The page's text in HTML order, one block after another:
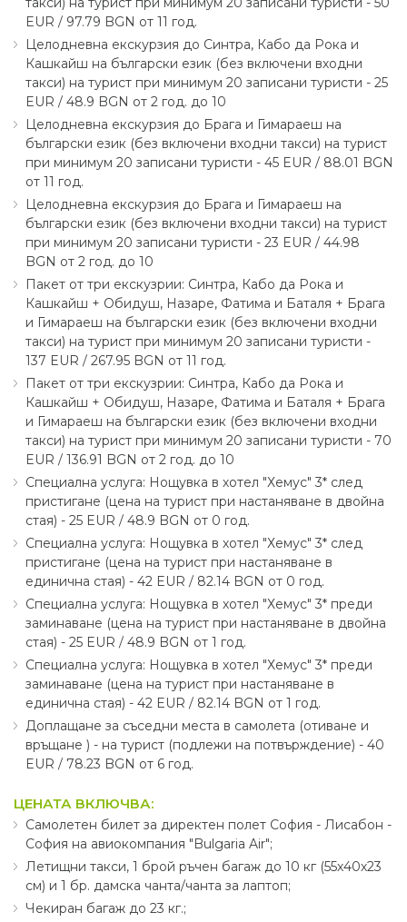
EUR ∕ 97.79 BGN от 11 год.
Целодневна екскурзия до Синтра, Кабо да Рока и
Кашкайш на български език (без включени входни
такси) на турист при минимум 20 записани туристи - 25
EUR ∕ 48.9 BGN от 2 год. до 10
Целодневна екскурзия до Брага и Гимараеш на
български език (без включени входни такси) на турист
при минимум 20 записани туристи - 45 EUR ∕ 88.01 BGN
от 11 год.
Целодневна екскурзия до Брага и Гимараеш на
български език (без включени входни такси) на турист
при минимум 20 записани туристи - 23 EUR ∕ 44.98
BGN от 2 год. до 10
Пакет от три екскузрии: Синтра, Кабо да Рока и
Кашкайш + Обидуш, Назаре, Фатима и Баталя + Брага
и Гимараеш на български език (без включени входни
такси) на турист при минимум 20 записани туристи -
137 EUR ∕ 267.95 BGN от 11 год.
Пакет от три екскузрии: Синтра, Кабо да Рока и
Кашкайш + Обидуш, Назаре, Фатима и Баталя + Брага
и Гимараеш на български език (без включени входни
такси) на турист при минимум 20 записани туристи - 70
EUR ∕ 136.91 BGN от 2 год. до 10
Специална услуга: Нощувка в хотел "Хемус" 3* след
пристигане (цена на турист при настаняване в двойна
стая) - 25 EUR ∕ 48.9 BGN от 0 год.
Специална услуга: Нощувка в хотел "Хемус" 3* след
пристигане (цена на турист при настаняване в
единична стая) - 42 EUR ∕ 82.14 BGN от 0 год.
Специална услуга: Нощувка в хотел "Хемус" 3* преди
заминаване (цена на турист при настаняване в двойна
стая) - 25 EUR ∕ 48.9 BGN от 1 год.
Специална услуга: Нощувка в хотел "Хемус" 3* преди
заминаване (цена на турист при настаняване в
единична стая) - 42 EUR ∕ 82.14 BGN от 1 год.
Доплащане за съседни места в самолета (отиване и
връщане ) - на турист (подлежи на потвърждение) - 40
EUR ∕ 78.23 BGN от 6 год.
ЦЕНАТА ВКЛЮЧВА:
Самолетен билет за директен полет София - Лисабон -
София на авиокомпания "Bulgaria Air";
Летищни такси, 1 брой ръчен багаж до 10 кг (55х40х23
см) и 1 бр. дамска чанта∕чанта за лаптоп;
Чекиран багаж до 23 кг.;